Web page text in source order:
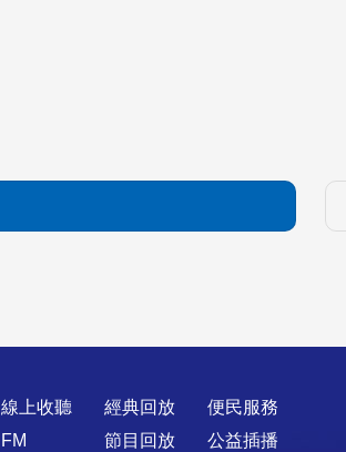
線上收聽
FM
經典回放
節目回放
便民服務
公益插播